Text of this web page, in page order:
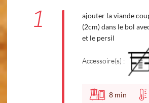
1
ajouter la viande
(2cm) dans le bol
et le persil
Accessoire(s) :
8 min